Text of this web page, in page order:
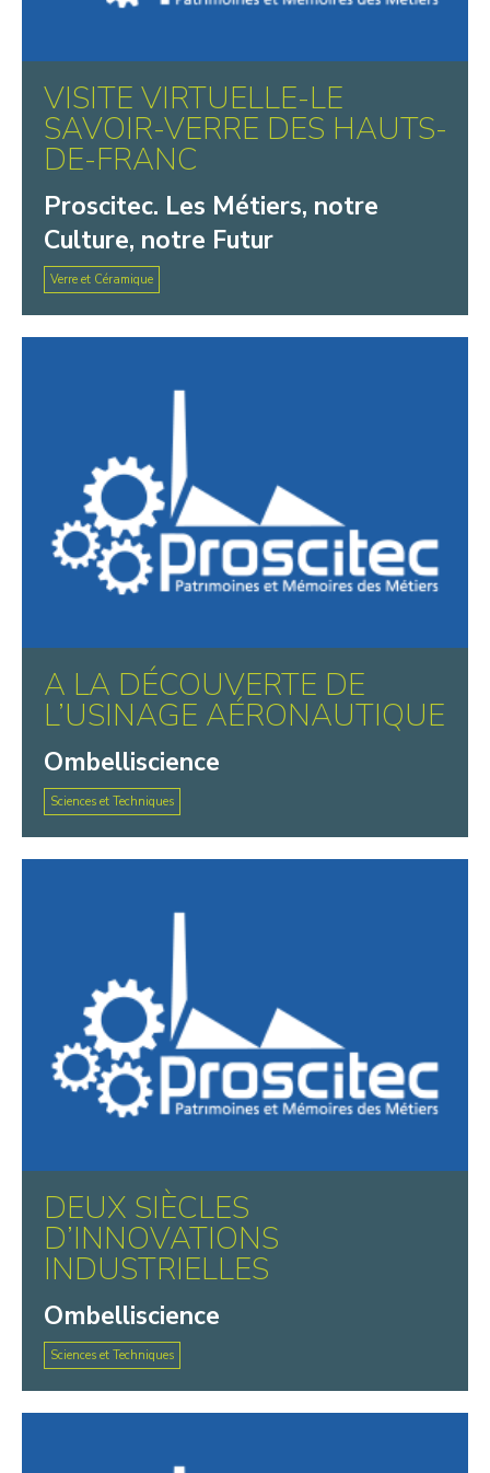
VISITE VIRTUELLE-LE
SAVOIR-VERRE DES HAUTS-
DE-FRANC
Proscitec. Les Métiers, notre
Culture, notre Futur
Verre et Céramique
A LA DÉCOUVERTE DE
L’USINAGE AÉRONAUTIQUE
Ombelliscience
Sciences et Techniques
DEUX SIÈCLES
D’INNOVATIONS
INDUSTRIELLES
Ombelliscience
Sciences et Techniques